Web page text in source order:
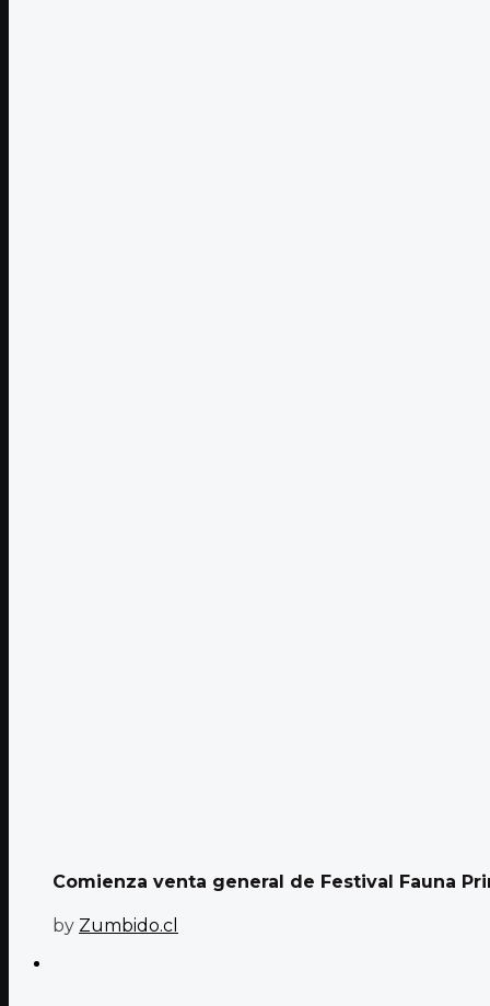
Comienza venta general de Festival Fauna
by Zumbido.cl